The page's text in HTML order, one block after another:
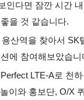
인다면 잠깐 시간
을 것 같습니다.
산역을 찾아서 SK
에 참여해보았습니
LTE-A로 천
이와 홍보단, O/X